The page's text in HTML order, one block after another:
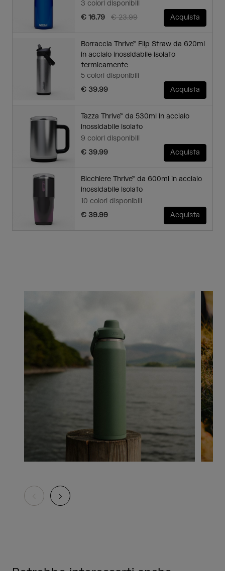
3 colori disponibili
Price reduced from
€ 23.99to
€ 16.79 Acquista
Borraccia Thrive™ Flip Straw da 620ml
in acciaio inossidabile isolato
termicamente
5 colori disponibili
€ 39.99
Acquista
Tazza Thrive™ da 530ml in acciaio
inossidabile isolato
9 colori disponibili
€ 39.99
Acquista
Bicchiere Thrive™ da 600ml in acciaio
inossidabile isolato
10 colori disponibili
€ 39.99
Acquista